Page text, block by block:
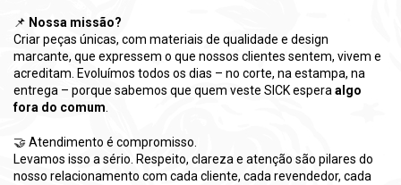
📌 Nossa missão?
Criar peças únicas, com materiais de qualidade e design
marcante, que expressem o que nossos clientes sentem, vivem e
acreditam. Evoluímos todos os dias – no corte, na estampa, na
entrega – porque sabemos que quem veste SICK espera algo
fora do comum
🤝 Atendimento é compromisso.
Levamos isso a sério. Respeito, clareza e atenção são pilares do
nosso relacionamento com cada cliente, cada revendedor, cada